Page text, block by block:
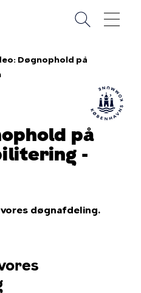
Døgnophold på
på
-
døgnafdeling.